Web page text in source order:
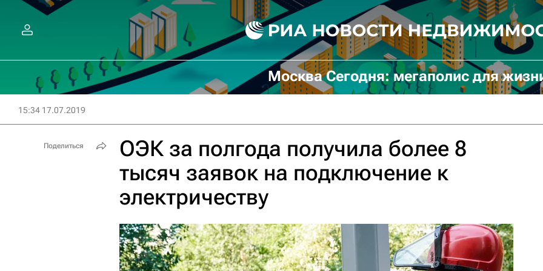
Москва Сегодня: мегаполис для
15:34 17.07.2019
ОЭК за полгода получила более 8
тысяч заявок на подключение к
электричеству
Поделиться